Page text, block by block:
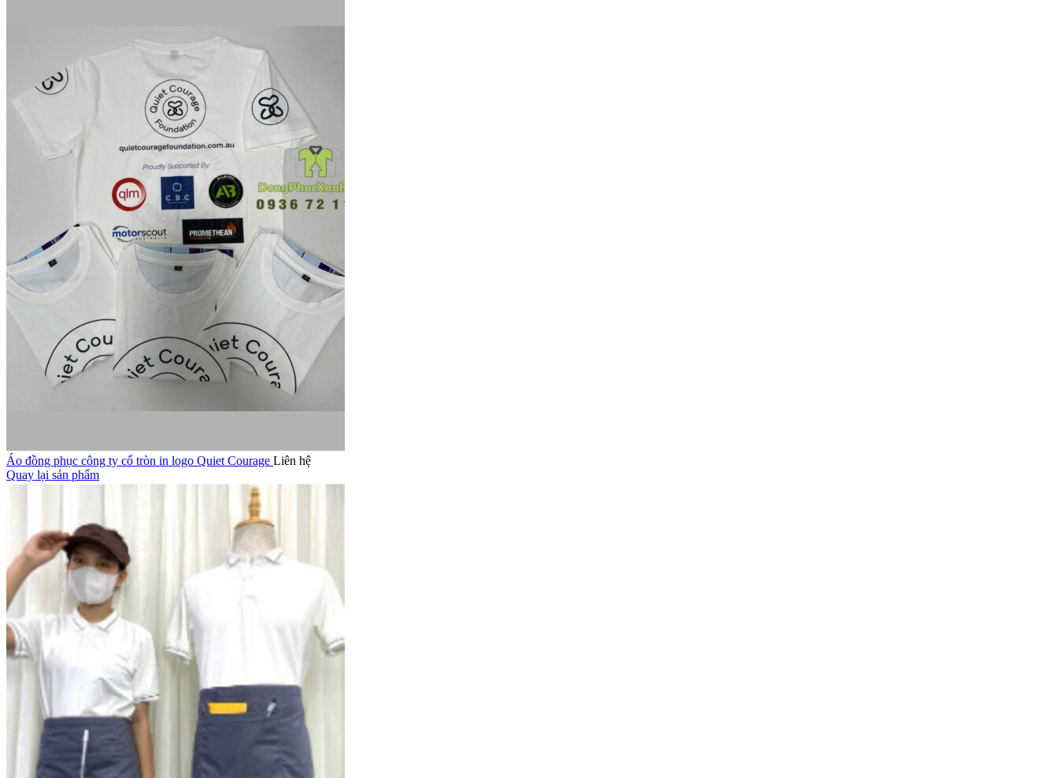
Áo đồng phục công ty cổ tròn in logo Quiet Courage Liên hệ
Quay lại sản phẩm